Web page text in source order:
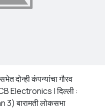
दोन्ही कंपन्यांचा गौरव
Electronics | दिल्ली :
3) बारामती लोकसभा